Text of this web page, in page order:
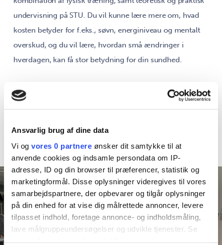
Ansvarlig brug af dine data
Vi og vores 0 partnere ønsker dit samtykke til at
anvende cookies og indsamle persondata om IP-
adresse, ID og din browser til præferencer, statistik og
marketingformål. Disse oplysninger videregives til vores
samarbejdspartnere, der opbevarer og tilgår oplysninger
på din enhed for at vise dig målrettede annoncer, levere
tilpasset indhold, foretage annonce- og indholdsmåling,
lave målgruppeundersøgelser og udvikle tjenester. Se
undervisning på STU. Du vil kunne lære mere om, hvad
kosten betyder for f.eks., søvn, energiniveau og mentalt
overskud, og du vil lære, hvordan små ændringer i
hverdagen, kan få stor betydning for din sundhed.
da det handler om din sundhed.
Tilbage til Fagene Fagplan